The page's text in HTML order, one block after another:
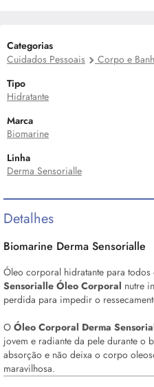
Categorias
Cuidados Pessoais
Corpo e
Tipo
Hidratante
Marca
Biomarine
Linha
Derma Sensorialle
Detalhes
Biomarine Derma Sensorialle
Óleo corporal hidratante para todos
Sensorialle Óleo Corporal nutre
perdida para impedir o
O Óleo Corporal Derma
jovem e radiante da pele durante o
absorção e não deixa o corpo
maravilhosa.